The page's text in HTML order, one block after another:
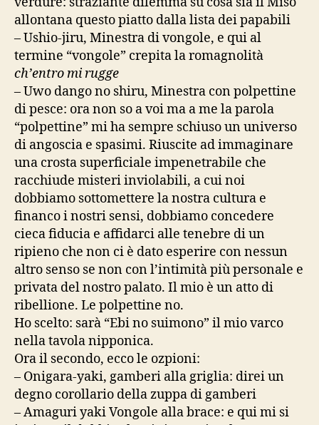
allontana questo piatto dalla lista dei papabili
– Ushio-jiru, Minestra di vongole, e qui al
termine “vongole” crepita la romagnolità
ch’entro mi rugge
– Uwo dango no shiru, Minestra con polpettine
di pesce: ora non so a voi ma a me la parola
“polpettine” mi ha sempre schiuso un universo
di angoscia e spasimi. Riuscite ad immaginare
una crosta superficiale impenetrabile che
racchiude misteri inviolabili, a cui noi
dobbiamo sottomettere la nostra cultura e
financo i nostri sensi, dobbiamo concedere
cieca fiducia e affidarci alle tenebre di un
ripieno che non ci è dato esperire con nessun
altro senso se non con l’intimità più personale e
privata del nostro palato. Il mio è un atto di
ribellione. Le polpettine no.
Ho scelto: sarà “Ebi no suimono” il mio varco
nella tavola nipponica.
Ora il secondo, ecco le ozpioni:
– Onigara-yaki, gamberi alla griglia: direi un
degno corollario della zuppa di gamberi
– Amaguri yaki Vongole alla brace: e qui mi si